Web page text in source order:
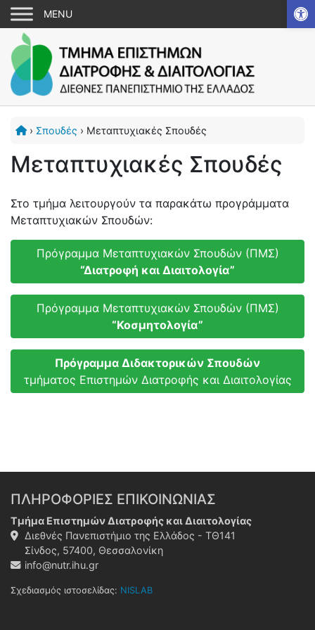
› Σπουδές › Μεταπτυχιακές Σπουδές
Μεταπτυχιακές Σπουδές
Στο τμήμα λειτουργούν τα παρακάτω προγράμματα
Μεταπτυχιακών Σπουδών:
Πρόγραμμα Μεταπτυχιακών Σπουδών (ΠΜΣ)
“Διατροφή και Διαιτολογία”
Πρόγραμμα Μεταπτυχιακών Σπουδών (ΠΜΣ)
“Κοσμητολογία”
Πρόγραμμα Διδακτορικών Σπουδών
τμήματος Επιστημών Διατροφής και Διαιτολογίας
ΠΛΗΡΟΦΟΡΙΕΣ ΕΠΙΚΟΙΝΩΝΙΑΣ
Τμήμα Επιστημών Διατροφής και Διαιτολογίας
Διεθνές Πανεπιστήμιο της Ελλάδος - ΤΘ141
Σίνδος, 57400, Θεσσαλονίκη
info@nutr.ihu.gr
Σχεδιασμός ιστοσελίδας: NISLAB